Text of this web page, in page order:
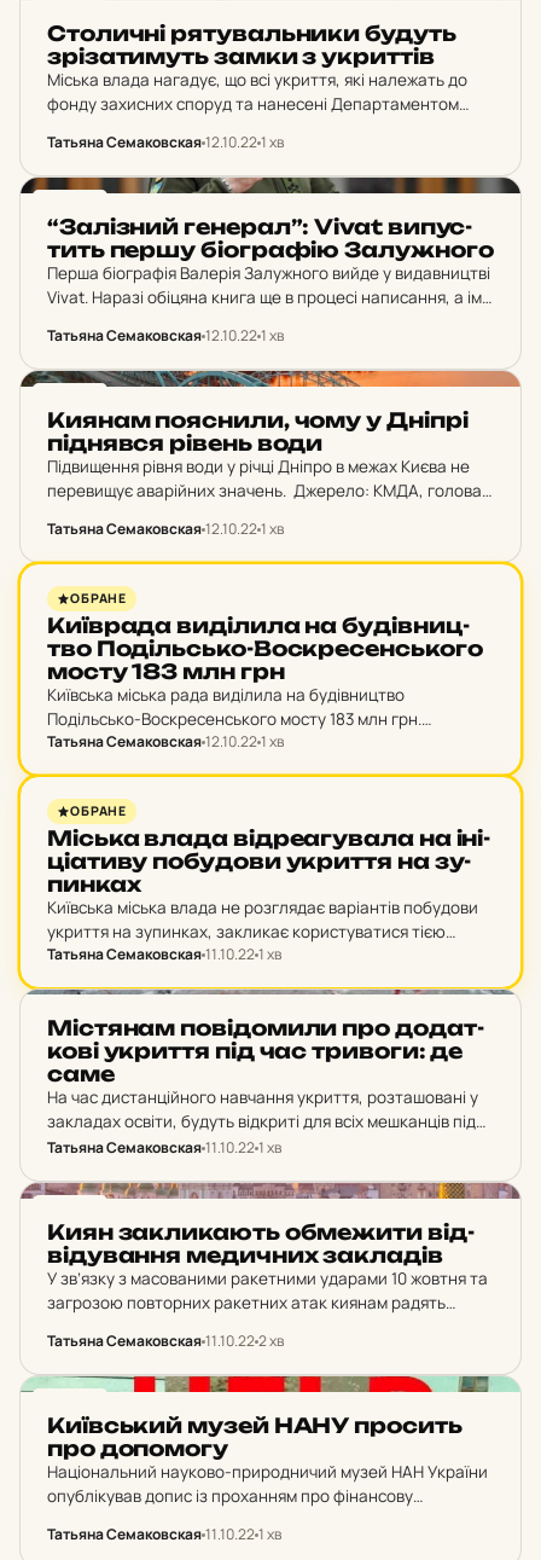
Сто­лич­ні ря­ту­валь­ни­ки будуть
зрі­за­ти­муть замки з ук­рит­тів
Міська влада нагадує, що всі укриття, які належать до
фонду захисних споруд та нанесені Департаментом
відкриті та доступні для мешканців під час повітряної…
Татьяна Семаковская12.10.221 хв
“За­ліз­ний ге­не­рал”: Vivat ви­пус­
тить першу бі­ог­ра­фію За­луж­но­го
Перша біографія Валерія Залужного вийде у видавництві
Vivat. Наразі обіцяна книга ще в процесі написання, а ім’я
відкриття передпродажу. Джерело: генеральна
директорка видавництва Юлія…
Татьяна Семаковская12.10.221 хв
Киянам по­яс­ни­ли, чому у Дніпрі
під­няв­ся рівень води
Підвищення рівня води у річці Дніпро в межах Києва не
перевищує аварійних значень. Джерело: КМДА, голова
Департаменту муніципальної безпеки, Роман Ткачук
пояснив, що підняття рівня води…
Татьяна Семаковская12.10.221 хв
НОВИНИ
ОБРАНЕ
Ки­їв­ра­да ви­ді­ли­ла на бу­дів­ниц­
тво По­діль­сько-Вос­кре­сен­сько­го
мосту 183 млн грн
Київська міська рада виділила на будівництво
Подільсько-Воскресенського мосту 183 млн грн.
Будівництво мосту не можуть завершити вже близько 30
Татьяна Семаковская12.10.221 хв
НОВИНИ
ОБРАНЕ
Міська влада від­ре­а­гу­ва­ла на іні­
ці­а­ти­ву по­бу­до­ви ук­рит­тя на зу­
пин­ках
Київська міська влада не розглядає варіантів побудови
укриття на зупинках, закликає користуватися тією
інфраструктурою, що є. Джерело: Media Center Ukraine –
Татьяна Семаковская11.10.221 хв
НОВИНИ
Міс­тя­нам по­ві­до­ми­ли про до­дат­
ко­ві ук­рит­тя під час три­во­ги: де
саме
На час дистанційного навчання укриття, розташовані у
закладах освіти, будуть відкриті для всіх мешканців під
час повітряної тривоги. Джерело: КМДА Міська влада
рекомендовано перейти на…
Татьяна Семаковская11.10.221 хв
Киян зак­ли­ка­ють об­ме­жи­ти від­
ві­ду­ван­ня ме­дич­них зак­ла­дів
У зв’язку з масованими ракетними ударами 10 жовтня та
загрозою повторних ракетних атак киянам радять
закладів охорони здоров’я. Джерело: директорка
Департаменту охорони здоров’я м. Києва…
Татьяна Семаковская11.10.222 хв
Ки­їв­ський музей НАНУ про­сить
про до­по­мо­гу
Національний науково-природничий музей НАН України
опублікував допис із проханням про фінансову
внаслідок масованої атаки на українські міста 10 жовтня
Татьяна Семаковская11.10.221 хв